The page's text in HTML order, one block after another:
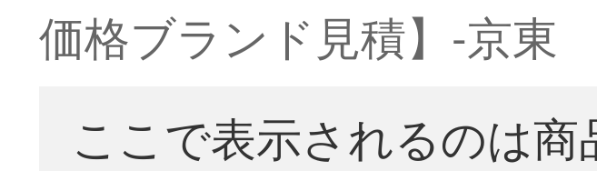
価格ブランド見積】-京東
ここで表示されるのは